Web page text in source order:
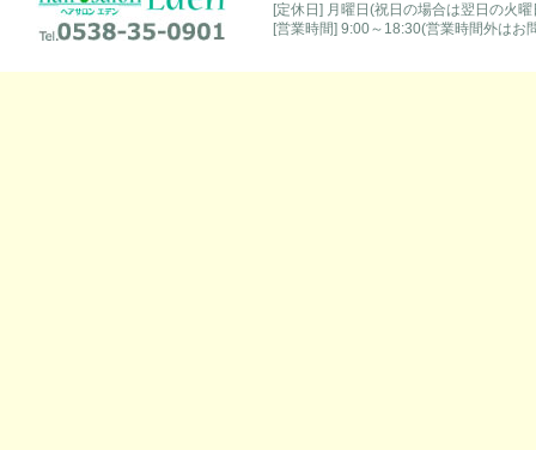
Tel.0538-35-0901
[定休日] 月曜日(祝日の場合は翌日の火曜
[営業時間] 9:00～18:30(営業時間外はお